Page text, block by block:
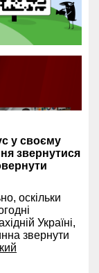
у своєму
звернутися
оскільки
Україні,
звернути